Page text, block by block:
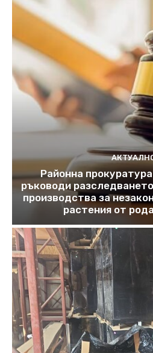
Районна
ръководи
производства за
растения от